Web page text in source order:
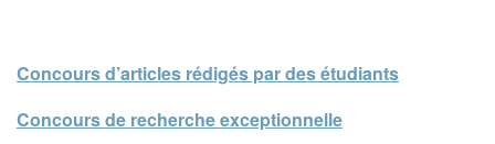
Concours d’articles rédigés par des étudiants
Concours de recherche exceptionnelle